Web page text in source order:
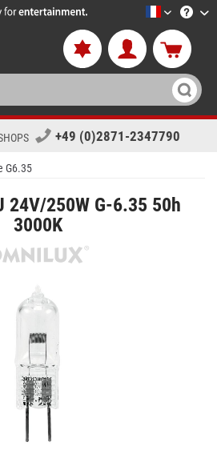
LTT-
+49 (0)2871-2347790
G6.35
24V/250W G-6.35 50h
3000K